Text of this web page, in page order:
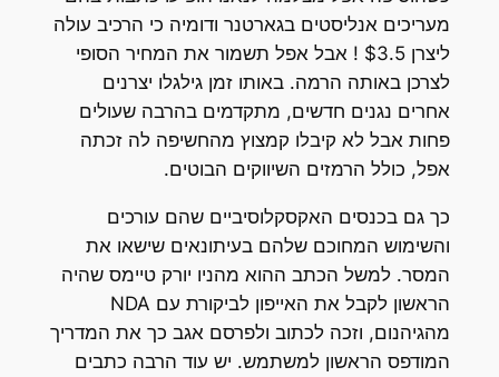
מעריכים אנליסטים בגארטנר ודומיה כי הרכיב עולה
ליצרן $3.5 ! אבל אפל תשמור את המחיר הסופי
לצרכן באותה הרמה. באותו זמן גילגלו יצרנים
אחרים נגנים חדשים, מתקדמים בהרבה שעולים
פחות אבל לא קיבלו קמצוץ מהחשיפה לה זכתה
אפל, כולל הרמזים השיווקים הבוטים.
כך גם בכנסים האקסקלוסיביים שהם עורכים
והשימוש המחוכם שלהם בעיתונאים שישאו את
המסר. למשל הכתב ההוא מהניו יורק טיימס שהיה
הראשון לקבל את האייפון לביקורת עם NDA
מהגיהנום, וזכה לכתוב ולפרסם אגב כך את המדריך
המודפס הראשון למשתמש. יש עוד הרבה כתבים